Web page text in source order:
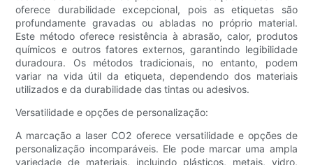
oferece durabilidade excepcional, pois as etiquetas são
profundamente gravadas ou abladas no próprio material.
Este método oferece resistência à abrasão, calor, produtos
químicos e outros fatores externos, garantindo legibilidade
duradoura. Os métodos tradicionais, no entanto, podem
variar na vida útil da etiqueta, dependendo dos materiais
utilizados e da durabilidade das tintas ou adesivos.
Versatilidade e opções de personalização:
A marcação a laser CO2 oferece versatilidade e opções de
personalização incomparáveis. Ele pode marcar uma ampla
variedade de materiais, incluindo plásticos, metais, vidro,